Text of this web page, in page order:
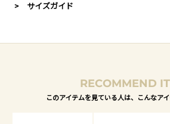
> サイズガイド
RECOMMEND
このアイテムを見ている人は、こんなア